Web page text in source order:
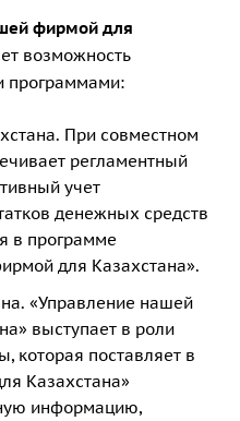
фирмой для
возможность
программами:
. При совместном
регламентный
учет
денежных средств
в программе
для Казахстана».
. «Управление нашей
выступает в роли
которая поставляет в
Казахстана»
информацию,